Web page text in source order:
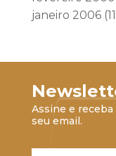
janeiro 2006
Assine e
seu email.